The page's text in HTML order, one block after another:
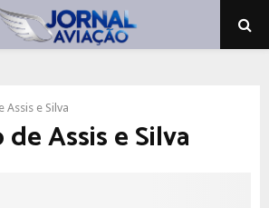
Assis e Silva
Assis e Silva